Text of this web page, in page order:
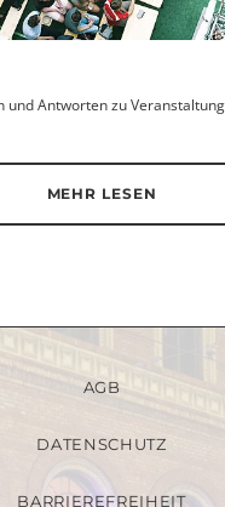
und Antworten zu
MEHR LESEN
AGB
DATENSCHUTZ
BARRIEREFREIHEIT